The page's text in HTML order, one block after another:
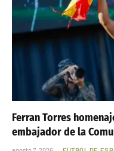
Ferran Torres
embajador de la